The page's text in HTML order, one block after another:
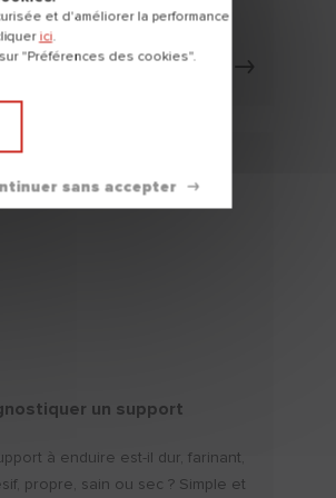
un support
à enduire est-il dur, farinant,
propre, sain ou sec ? Simple et
et d'améliorer la performance
ici.
"Préférences des cookies".